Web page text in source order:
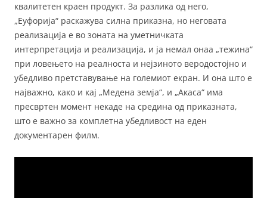
квалитетен краен продукт. За разлика од него,
„Еуфорија“ раскажува силна приказна, но неговата
реализација е во зоната на уметничката
интерпретација и реализација, и ја немал онаа „тежина“
при ловењето на реалноста и нејзиното веродостојно и
убедливо претставување на големиот екран. И она што е
најважно, како и кај „Медена земја“, и „Акаса“ има
пресвртен момент некаде на средина од приказната,
што е важно за комплетна убедливост на еден
документарен филм.